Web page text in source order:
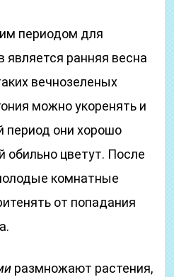
периодом для
является ранняя весна
вечнозеленых
можно укоренять и
период они хорошо
обильно цветут. После
комнатные
от попадания
размножают растения,